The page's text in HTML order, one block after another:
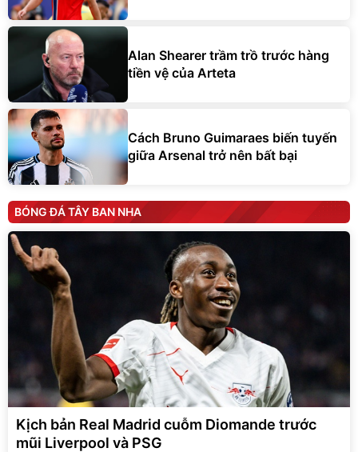
Alan Shearer trầm trồ trước hàng
tiền vệ của Arteta
Cách Bruno Guimaraes biến tuyến
giữa Arsenal trở nên bất bại
BÓNG ĐÁ TÂY BAN NHA
Kịch bản Real Madrid cuỗm Diomande trước
mũi Liverpool và PSG